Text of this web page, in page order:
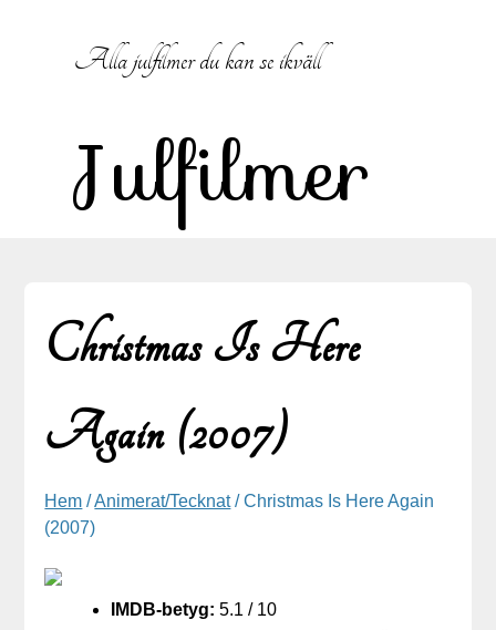
Alla julfilmer du kan se ikväll
Julfilmer
Christmas Is Here
Again (2007)
Hem /Animerat/Tecknat/ Christmas Is Here Again
(2007)
IMDB-betyg: 5.1 / 10